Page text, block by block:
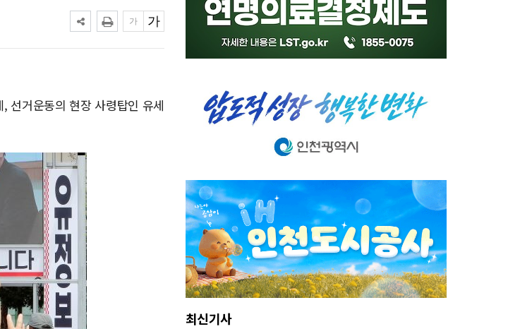
선거운동의 현장 사령탑인 유세
최신기사